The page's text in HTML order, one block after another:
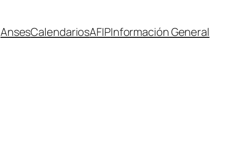
AnsesCalendariosAFIPInformación General